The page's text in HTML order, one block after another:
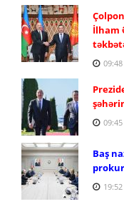
İlham
Baş